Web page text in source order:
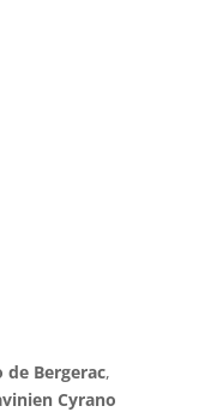
de Bergerac,
Cyrano